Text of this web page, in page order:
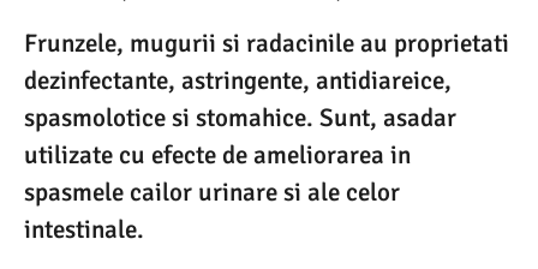
Frunzele, mugurii si radacinile au proprietati
dezinfectante, astringente, antidiareice,
spasmolotice si stomahice. Sunt, asadar
utilizate cu efecte de ameliorarea in
spasmele cailor urinare si ale celor
intestinale.